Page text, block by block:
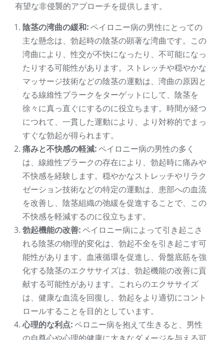
有望な非侵襲的アプローチを提供します。
陰茎の湾曲の緩和:ペイロニー病の男性にとっての
主な懸念は、勃起時の陰茎の顕著な湾曲です。この
湾曲により、性交が不快になったり、不可能になっ
たりする可能性があります。ストレッチや穏やかな
マッサージ技術などの陰茎の運動は、湾曲の原因と
なる線維性プラークをターゲットにして、陰茎を
徐々に真っ直ぐにするのに役立ちます。時間が経つ
につれて、一貫した運動により、より対称的でまっ
すぐな勃起が得られます。
痛みと不快感の軽減:ペイロニー病の男性の多く
は、線維性プラークの存在により、勃起時に痛みや
不快感を経験します。穏やかなストレッチやリラク
ゼーション技術などの特定の運動は、患部への血流
を改善し、陰茎組織の弛緩を促進することで、この
不快感を軽減するのに役立ちます。
勃起機能の改善:ペイロニー病によって引き起こさ
れる陰茎の物理的変化は、勃起不全を引き起こす可
能性があります。血液循環を促進し、骨盤底筋を強
化する陰茎のエクササイズは、勃起機能の改善に貢
献する可能性があります。これらのエクササイズ
は、健康な血流を回復し、勃起をより適切にコント
ロールすることを目的としています。
心理的な利点:ペロニー病を抱えて生きると、男性